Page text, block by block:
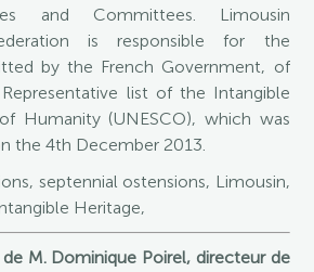
and Committees. Limousin
is responsible for the
by the French Government, of
list of the Intangible
Humanity (UNESCO), which was
the 4th December 2013.
septennial ostensions, Limousin,
Heritage,
M. Dominique Poirel, directeur de